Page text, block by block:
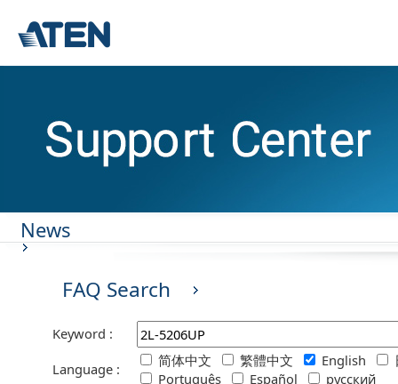
News
FAQ Search
Keyword :
Language :
简体中文 繁體中文 English
Português
Español русский